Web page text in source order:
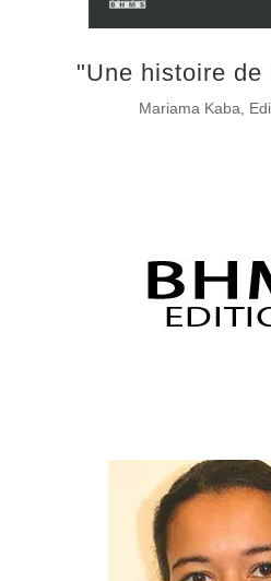
"Une histoire de
Mariama Kaba,